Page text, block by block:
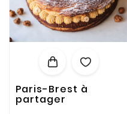
Paris-Brest à
partager